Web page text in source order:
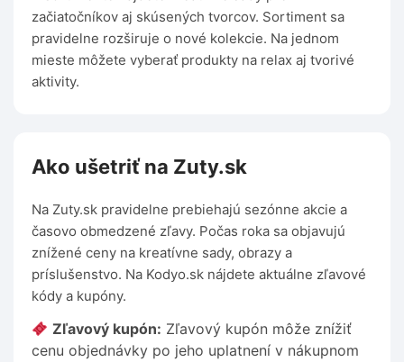
začiatočníkov aj skúsených tvorcov. Sortiment sa
pravidelne rozširuje o nové kolekcie. Na jednom
mieste môžete vyberať produkty na relax aj tvorivé
aktivity.
Ako ušetriť na Zuty.sk
Na Zuty.sk pravidelne prebiehajú sezónne akcie a
časovo obmedzené zľavy. Počas roka sa objavujú
znížené ceny na kreatívne sady, obrazy a
príslušenstvo. Na Kodyo.sk nájdete aktuálne zľavové
kódy a kupóny.
Zľavový kupón: Zľavový kupón môže znížiť
cenu objednávky po jeho uplatnení v nákupnom